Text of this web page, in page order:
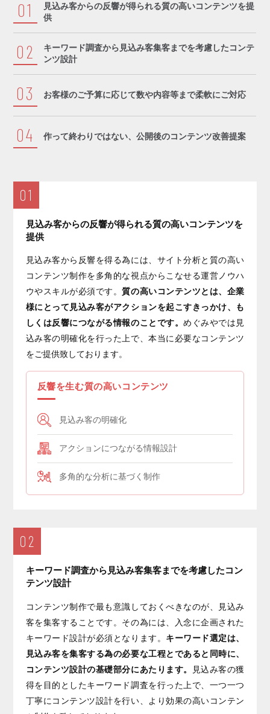
01
見込み客からの反響が得られる質の高いコンテンツを提
供
02
キーワード調査から見込み客集客までを考慮したコンテ
ンツ設計
03 お客様のご予算に応じて数や内容等まで柔軟にご対応
04 作って終わりではない、公開後のコンテンツ改善提案
01
見込み客からの反響が得られる質の高いコンテンツを
提供
見込み客から反響を得る為には、サイト分析と質の高い
コンテンツ制作を多角的な視点からこなせる運営ノウハ
ウやスキルが必須です。質の高いコンテンツとは、企業
様にとって見込み客がアクションを起こすきっかけ、も
しくは反響につながる情報のことです。めぐみやでは見
込み客の明確化を行った上で、本当に必要なコンテンツ
をご提供致しております。
反響を生む質の高いコンテンツ
見込み客の明確化
アクションにつながる情報設計
多角的な分析に基づく制作
02
キーワード調査から見込み客集客までを考慮したコン
テンツ設計
コンテンツ制作で最も意識しておくべきなのが、見込み
客を集客することです。その為には、入念に企画された
キーワード設計が必須となります。 キーワード選定は、
見込み客を集客する為の必要な工程とであると同時に、
コンテンツ設計の基礎部分にあたります。
見込み客の獲
得を目的としたキーワード調査を行った上で、一つ一つ
丁寧にコンテンツ設計を行い、より効果の高いコンテン